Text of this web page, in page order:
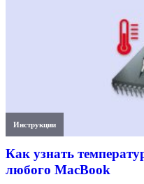
Инструкции
Как узнать
любого MacBook